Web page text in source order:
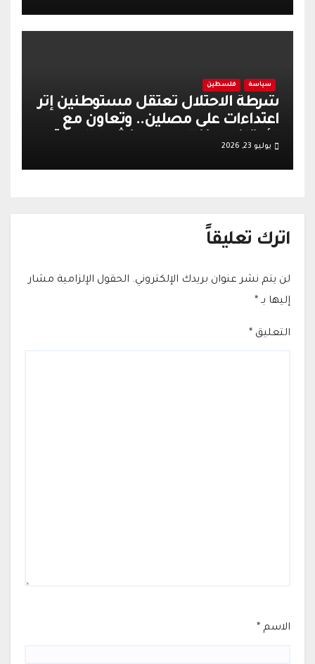
سياسة فلسطين
شرطة الاحتلال تعتقل مستوطنين إثر
اعتداءات على مصلين.. وتعاون مع
الأوقاف يعزز الهدوء وينشط الحركة
يوليو 23, 2026
اترك تعليقاً
لن يتم نشر عنوان بريدك الإلكتروني. الحقول الإلزامية مشار
إليها بـ *
التعليق *
الاسم *